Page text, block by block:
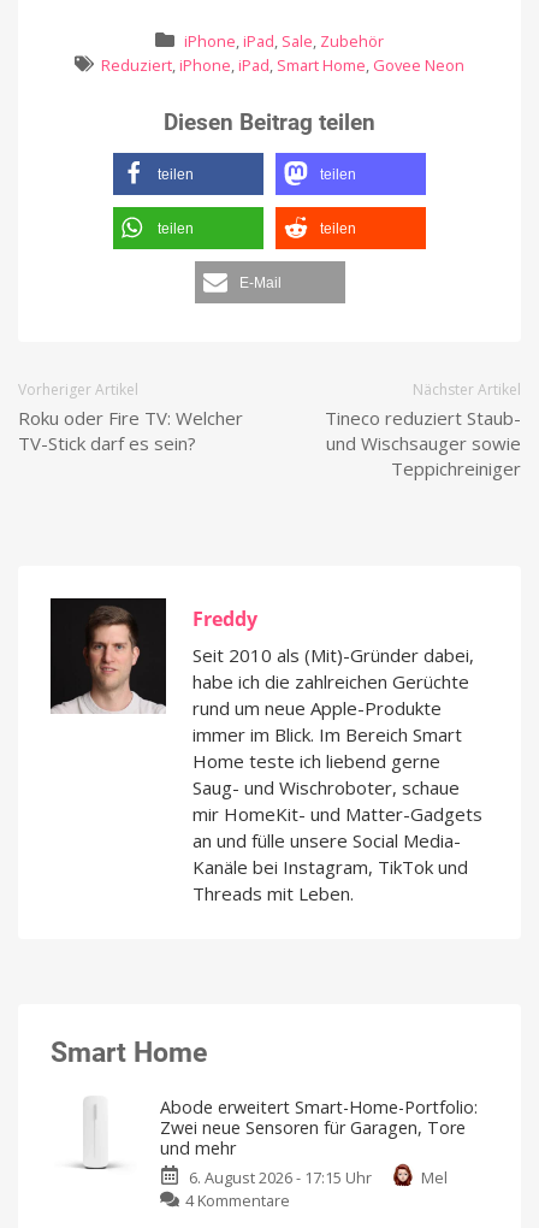
iPhone, iPad, Sale, Zubehör
Reduziert, iPhone, iPad, Smart Home, Govee Neon
Diesen Beitrag teilen
teilen teilen
teilen teilen
E-Mail
Vorheriger Artikel
Roku oder Fire TV: Welcher
TV-Stick darf es sein?
Nächster Artikel
Tineco reduziert Staub-
und Wischsauger sowie
Teppichreiniger
Freddy
Seit 2010 als (Mit)-Gründer dabei,
habe ich die zahlreichen Gerüchte
rund um neue Apple-Produkte
immer im Blick. Im Bereich Smart
Home teste ich liebend gerne
Saug- und Wischroboter, schaue
mir HomeKit- und Matter-Gadgets
an und fülle unsere Social Media-
Kanäle bei Instagram, TikTok und
Threads mit Leben.
Smart Home
Abode erweitert Smart-Home-Portfolio:
Zwei neue Sensoren für Garagen, Tore
und mehr
6. August 2026 - 17:15 Uhr
Mel
4 Kommentare